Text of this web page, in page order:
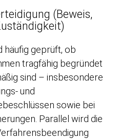
(Beweis,
häufig geprüft, ob
tragfähig begründet
sind – insbesondere
und
sowie bei
Parallel wird die